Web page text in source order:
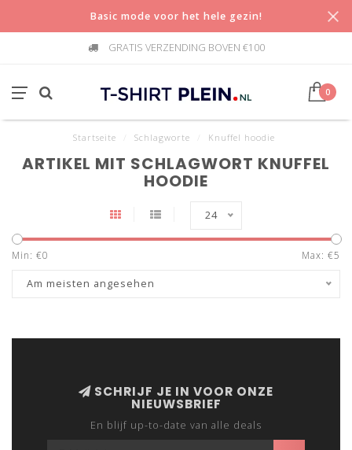
Basic mode voor het hele gezin!
GRATIS VERZENDING BOVEN €100
0
Startseite Schlagworte Knuffel hoodie
ARTIKEL MIT SCHLAGWORT KNUFFEL
HOODIE
24
Min: €0 Max: €5
Am meisten angesehen
SCHRIJF JE IN VOOR ONZE
NIEUWSBRIEF
En blijf up-to-date van alle deals